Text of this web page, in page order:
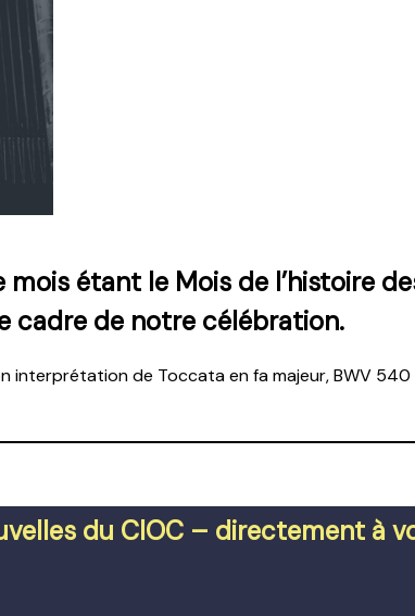
étant le Mois de l’histoire
cadre de notre célébration.
de Toccata en fa majeur, BWV 540
du CIOC – directement à